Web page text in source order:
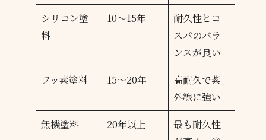
シリコン塗
料
10～15年
耐久性とコ
スパのバラ
ンスが良い
フッ素塗料
15～20年
高耐久で紫
外線に強い
無機塗料
20年以上
最も耐久性